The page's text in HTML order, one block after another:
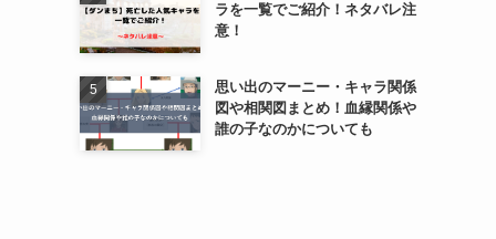
ラを一覧でご紹介！ネタバレ注
意！
思い出のマーニー・キャラ関係
図や相関図まとめ！血縁関係や
誰の子なのかについても